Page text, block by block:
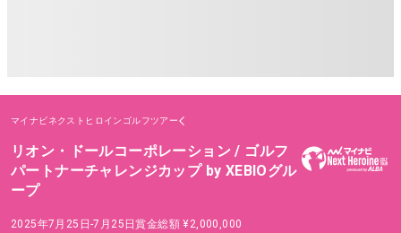
マイナビネクストヒロインゴルフツアー
リオン・ドールコーポレーション / ゴルフ
パートナーチャレンジカップ by XEBIOグル
ープ
2025年7月25日-7月25日賞金総額 ¥2,000,000